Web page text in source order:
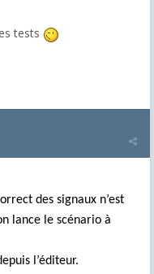
tests
des signaux n’est
lance le scénario à
l’éditeur.